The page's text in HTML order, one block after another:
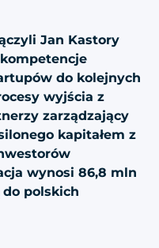
Jan Kastory
do kolejnych
wyjścia z
zarządzający
kapitałem z
wynosi 86,8 mln
do polskich